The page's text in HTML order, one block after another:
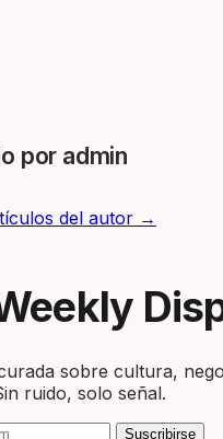
por admin
del autor →
sobre cultura,
ruido, solo señal.
Suscribirse